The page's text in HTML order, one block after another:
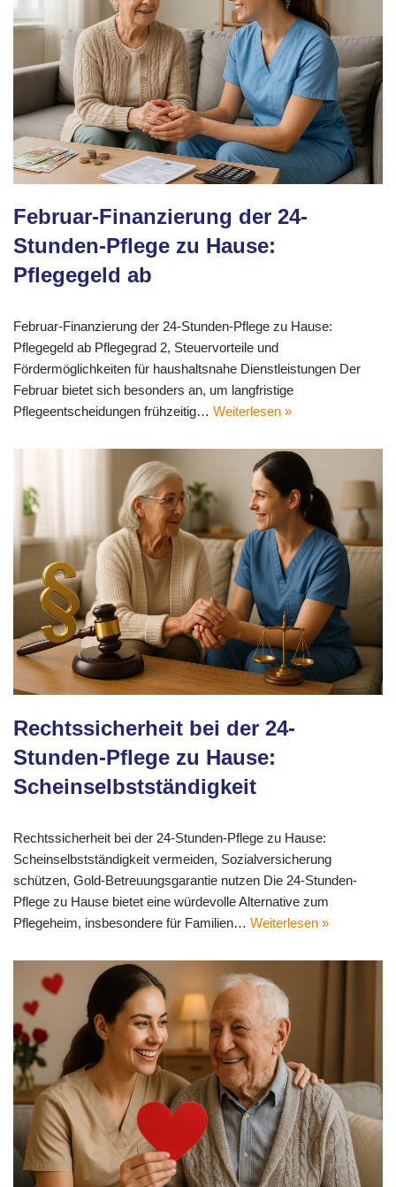
Februar-Finanzierung der 24-
Stunden-Pflege zu Hause:
Pflegegeld ab
Februar-Finanzierung der 24-Stunden-Pflege zu Hause:
Pflegegeld ab Pflegegrad 2, Steuervorteile und
Fördermöglichkeiten für haushaltsnahe Dienstleistungen Der
Februar bietet sich besonders an, um langfristige
Pflegeentscheidungen frühzeitig… Weiterlesen »
Rechtssicherheit bei der 24-
Stunden-Pflege zu Hause:
Scheinselbstständigkeit
Rechtssicherheit bei der 24-Stunden-Pflege zu Hause:
Scheinselbstständigkeit vermeiden, Sozialversicherung
schützen, Gold-Betreuungsgarantie nutzen Die 24-Stunden-
Pflege zu Hause bietet eine würdevolle Alternative zum
Pflegeheim, insbesondere für Familien… Weiterlesen »